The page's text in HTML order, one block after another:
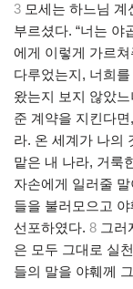
3 모세는 하느님
부르셨다. “너는 야
에게 이렇게 가르쳐
다루었는지, 너희
왔는지 보지 않았느
준 계약을 지킨다
라. 온 세계가 나의
맡은 내 나라, 거룩
자손에게 일러줄 말
들을 불러모으고
선포하였다. 8 그러
은 모두 그대로 실
들의 말을 야훼께